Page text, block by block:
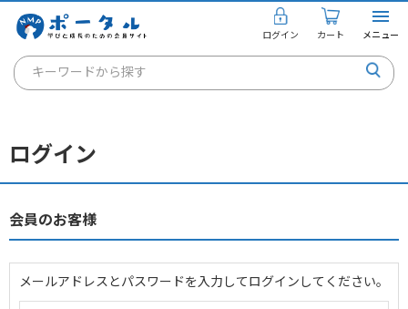
ログイン カート メニュー
キーワードから探す
通信講座
講座を探す
ログイン
会員のお客様
メールアドレスとパスワードを入力してログインしてください。